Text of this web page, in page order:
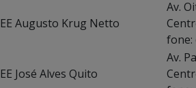
EE Augusto Krug Netto
Av.
fone:
EE José Alves Quito
Av.